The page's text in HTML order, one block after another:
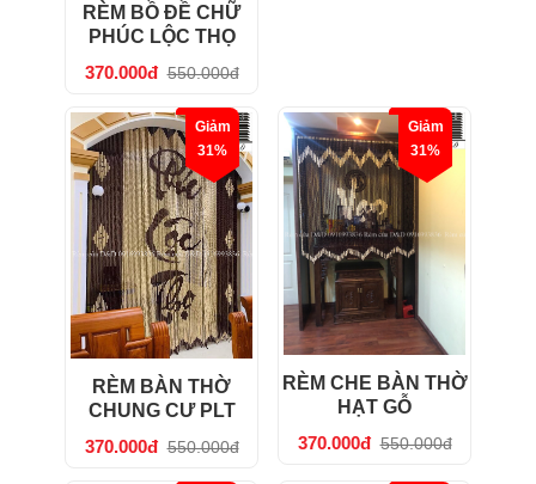
RÈM BỒ ĐỀ CHỮ
PHÚC LỘC THỌ
370.000đ 550.000đ
Giảm
31%
RÈM BÀN THỜ
CHUNG CƯ PLT
370.000đ 550.000đ
Giảm
31%
RÈM CHE BÀN THỜ
HẠT GỖ
370.000đ 550.000đ